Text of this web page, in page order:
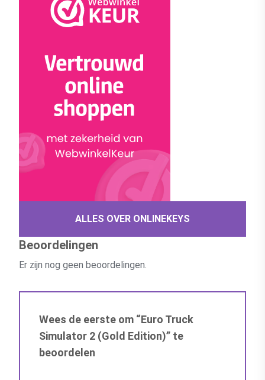
ALLES OVER ONLINEKEYS
Beoordelingen
Er zijn nog geen beoordelingen.
Wees de eerste om “Euro Truck
Simulator 2 (Gold Edition)” te
beoordelen